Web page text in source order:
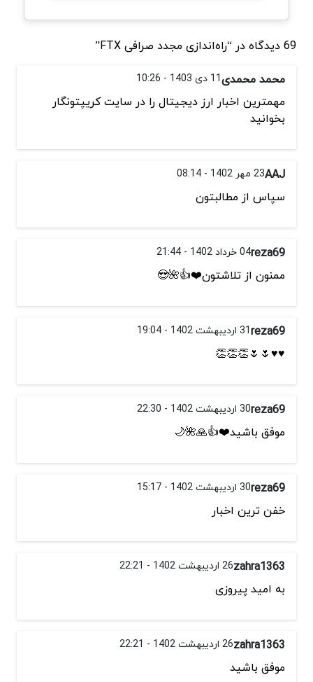
69 دیدگاه در “راه‌اندازی مجدد صرافی FTX”
محمد محمدی11 دی 1403 - 10:26
مهمترین اخبار ارز دیجیتال را در سایت کریپتونگار
بخوانید
AAJ23 مهر 1402 - 08:14
سپاس از مطالبتون
reza6904 خرداد 1402 - 21:44
ممنون از تلاشتون❤️👍🌺😍
reza6931 اردیبهشت 1402 - 19:04
♥️♥️🌷🌷👏👏👏
reza6930 اردیبهشت 1402 - 22:30
موفق باشید❤️👍🙏🌺🌙
reza6930 اردیبهشت 1402 - 15:17
خفن ترین اخبار
zahra136326 اردیبهشت 1402 - 22:21
به امید پیروزی
zahra136326 اردیبهشت 1402 - 22:21
موفق باشید